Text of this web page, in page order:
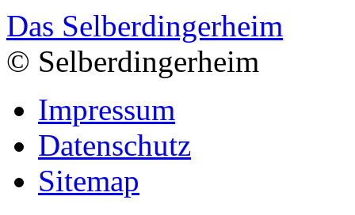
Das Selberdingerheim
© Selberdingerheim
Impressum
Datenschutz
Sitemap